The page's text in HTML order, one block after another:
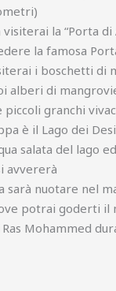
la “Porta di
la famosa
i boschetti di
alberi di
granchi
è il Lago dei
salata del lago
avvererà
sarà nuotare nel
potrai goderti il
Mohammed